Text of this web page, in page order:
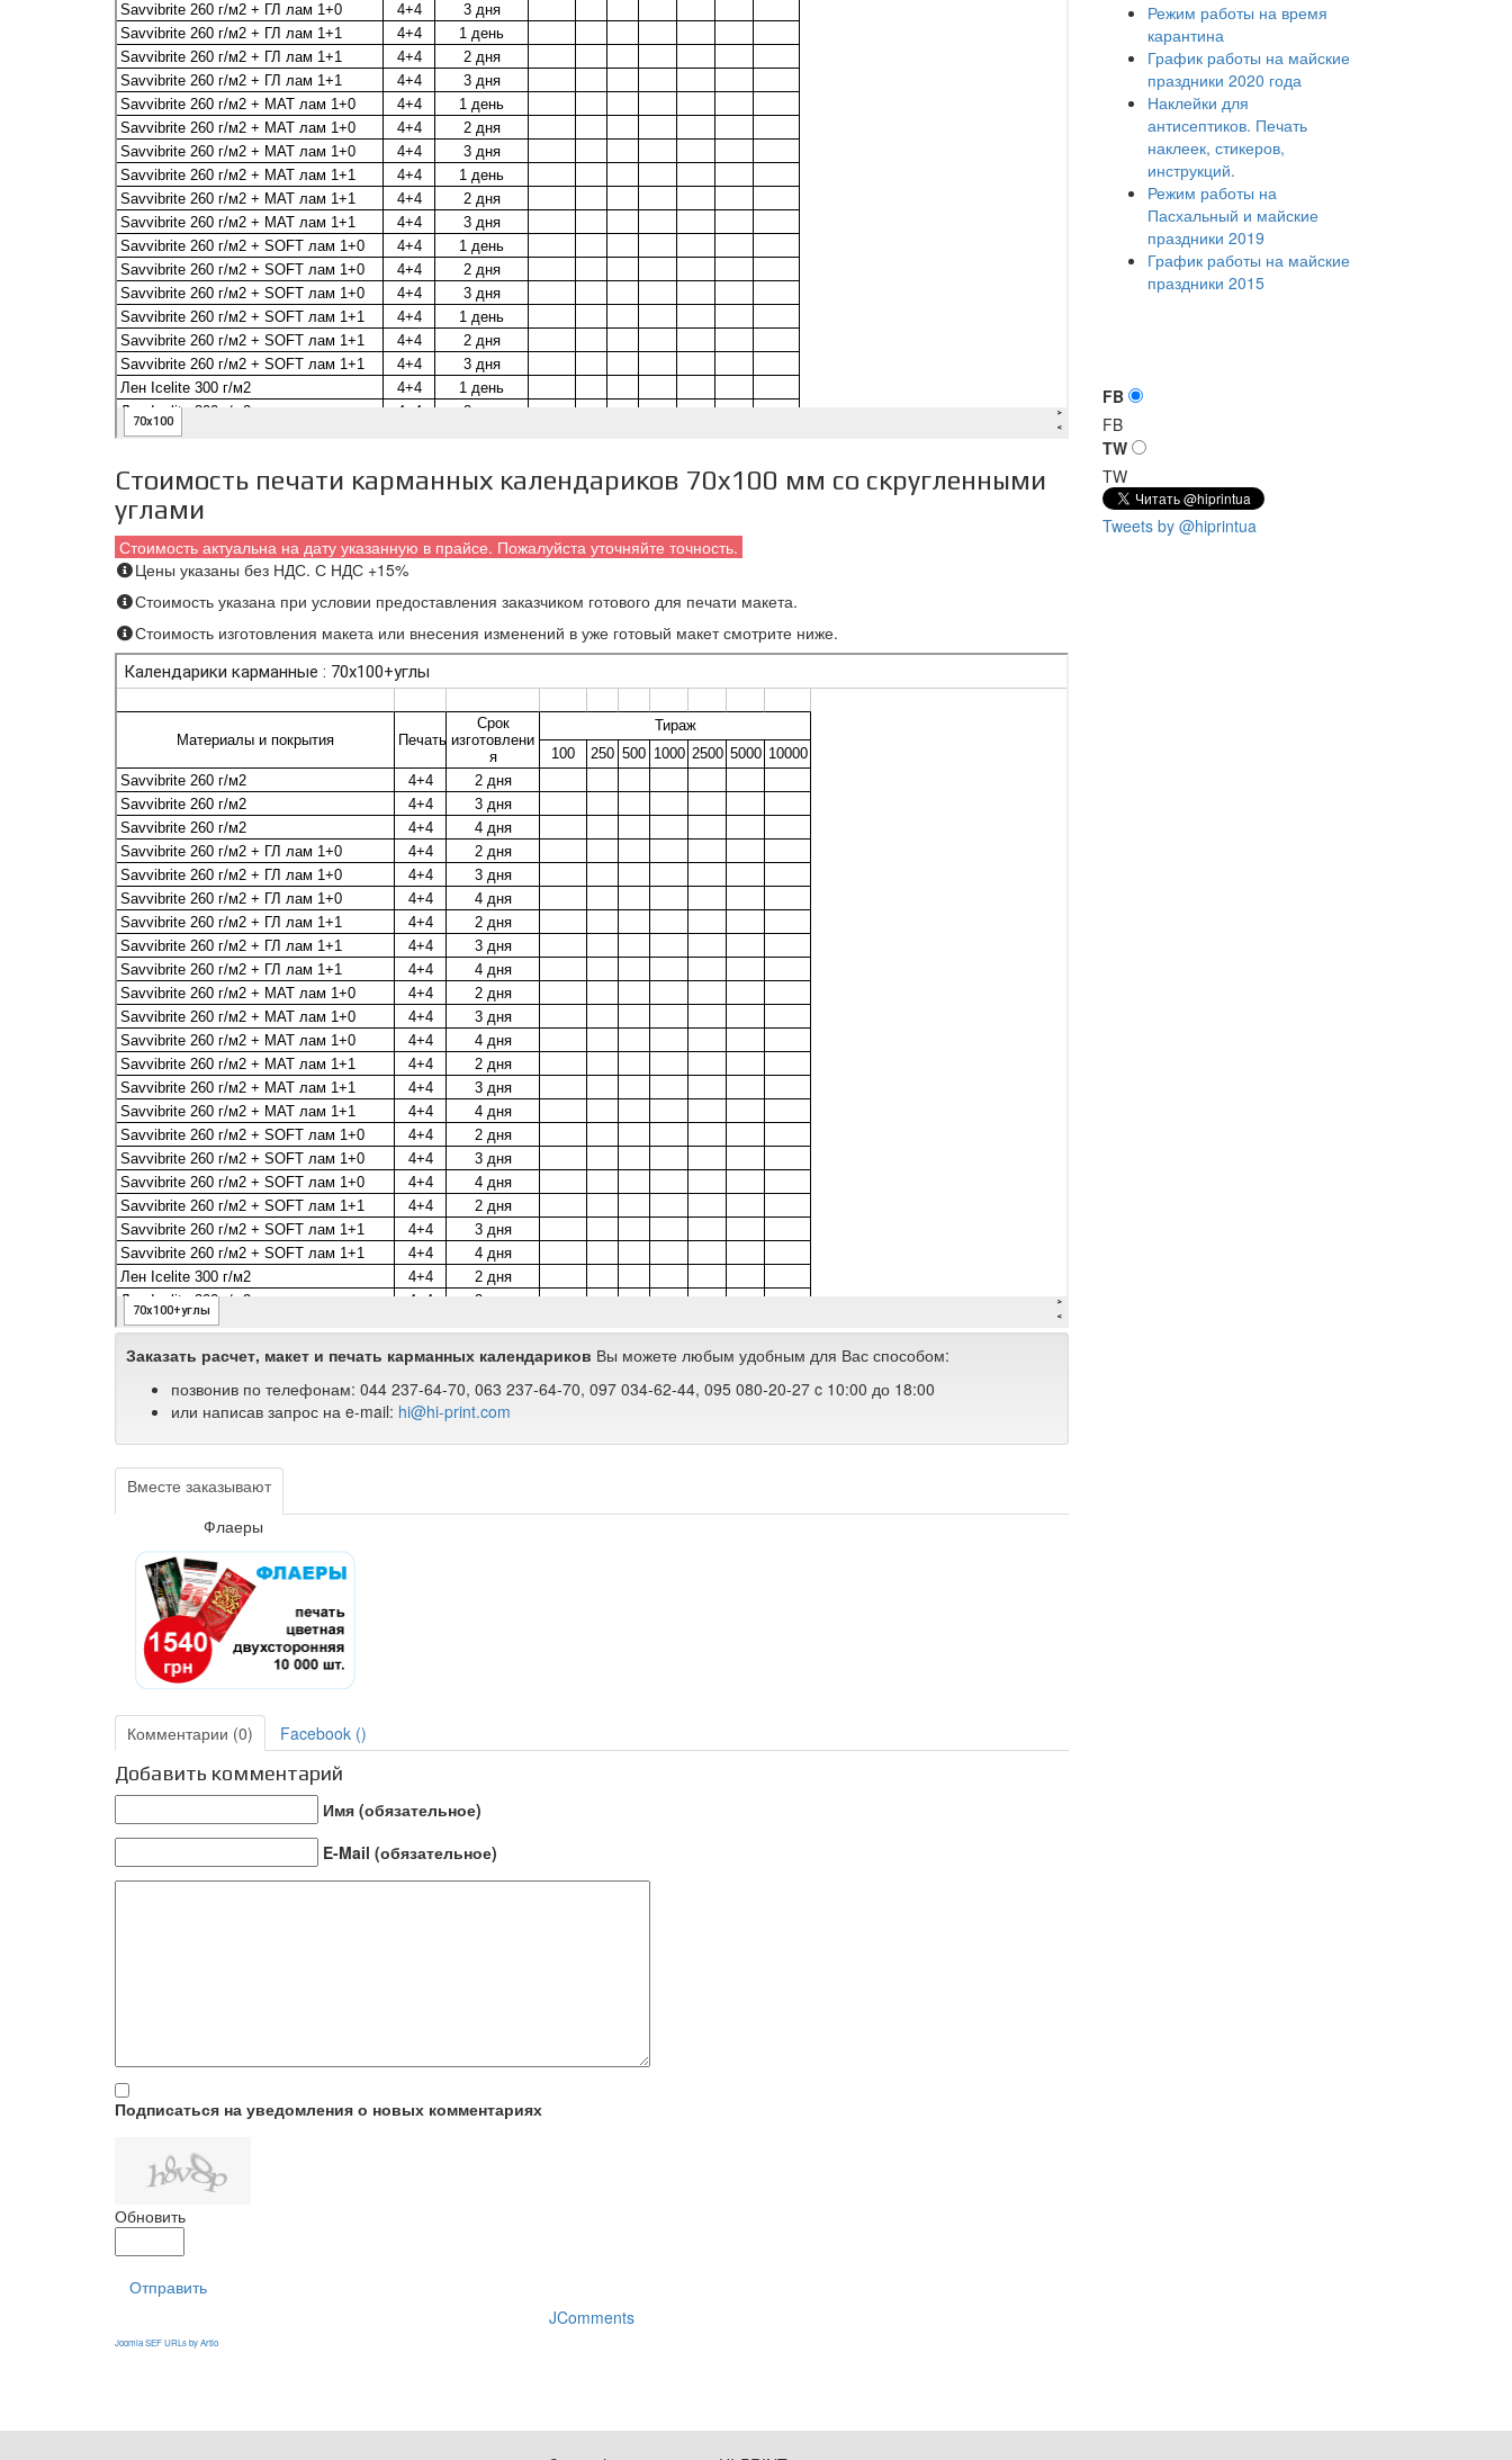
Стоимость печати карманных календариков 70x100 мм со скругленными
углами
Стоимость актуальна на дату указанную в прайсе. Пожалуйста уточняйте точность.
Цены указаны без НДС. С НДС +15%
Стоимость указана при условии предоставления заказчиком готового для печати макета.
Стоимость изготовления макета или внесения изменений в уже готовый макет смотрите ниже.
Заказать расчет, макет и печать карманных календариков Вы можете любым удобным для Вас способом:
позвонив по телефонам: 044 237-64-70, 063 237-64-70, 097 034-62-44, 095 080-20-27 c 10:00 до 18:00
или написав запрос на e-mail:
Вместе заказывают
Флаеры
Комментарии (0) Facebook ()
Добавить комментарий
Имя (обязательное)
E-Mail (обязательное)
Подписаться на уведомления о новых комментариях
Обновить
Отправить
JComments
Joomla SEF URLs by Artio
Режим работы на время
карантина
График работы на майские
праздники 2020 года
Наклейки для
антисептиков. Печать
наклеек, стикеров,
инструкций.
Режим работы на
Пасхальный и майские
праздники 2019
График работы на майские
праздники 2015
FB
FB
TW
TW
Tweets by @hiprintua